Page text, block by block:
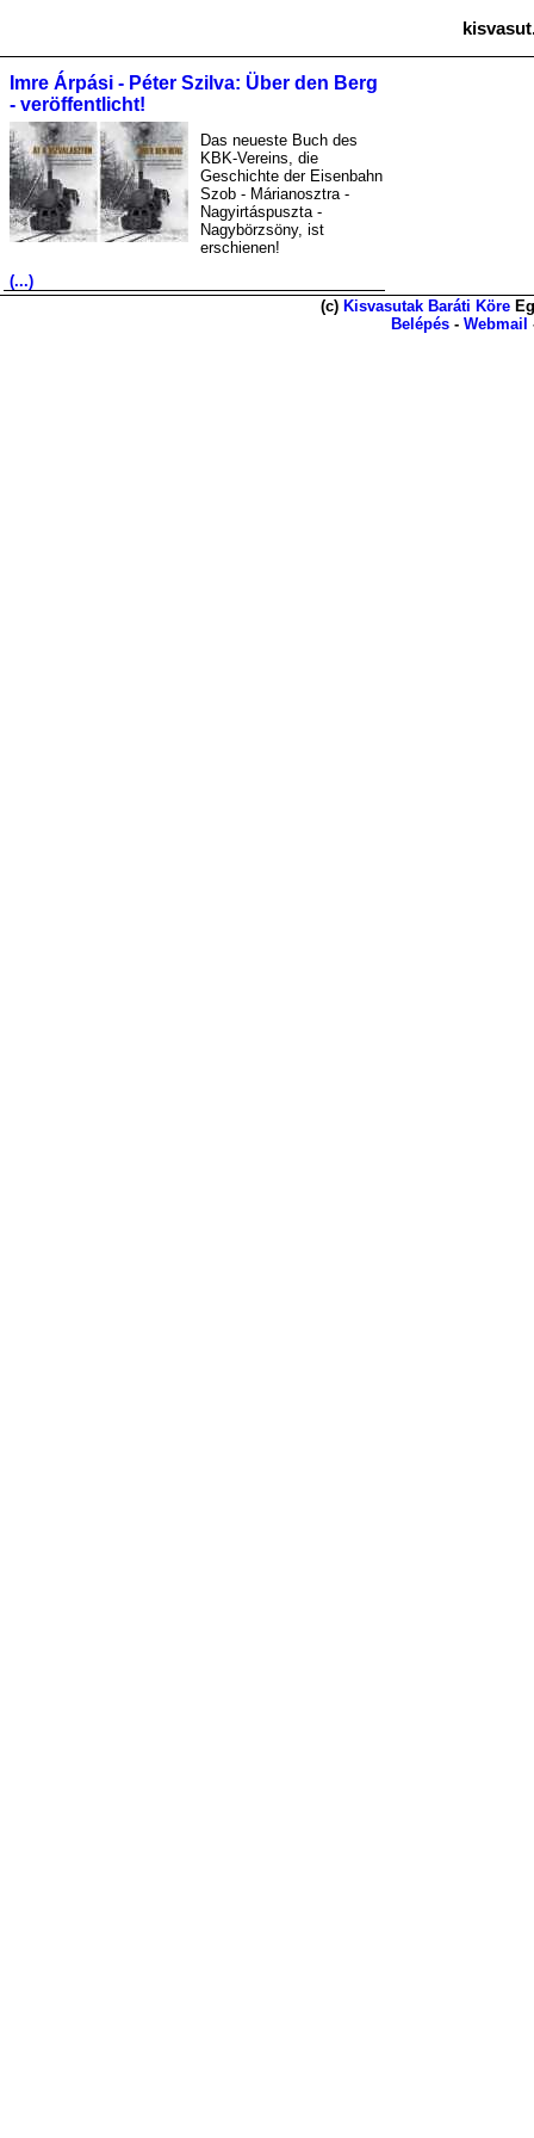
Imre Árpási - Péter Szilva: Über den Berg
- veröffentlicht!
Das neueste Buch des
KBK-Vereins, die
Geschichte der Eisenbahn
Szob - Márianosztra -
Nagyirtáspuszta -
Nagybörzsöny, ist
erschienen!
(...)
(c) Kisvasutak Baráti Köre
Belépés - Webmail